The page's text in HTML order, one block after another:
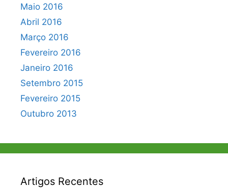
Maio 2016
Abril 2016
Março 2016
Fevereiro 2016
Janeiro 2016
Setembro 2015
Fevereiro 2015
Outubro 2013
Artigos Recentes